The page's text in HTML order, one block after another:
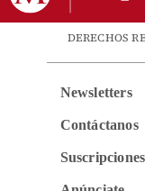
DERECHOS
Newsletters
Contáctanos
Suscripciones